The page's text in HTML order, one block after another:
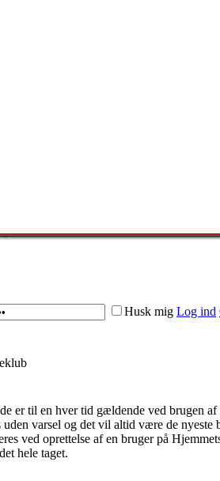
Husk mig Log ind
er til en hver tid gældende ved brugen
varsel og det vil altid være de nyeste
ved oprettelse af en bruger på
hele taget.